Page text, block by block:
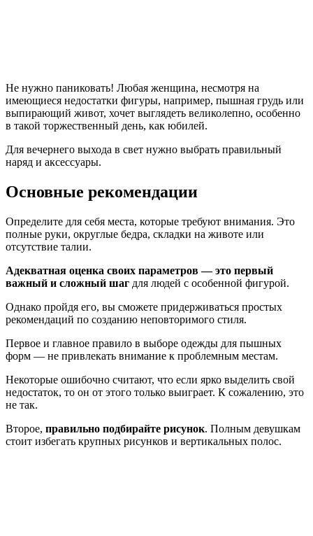
Не нужно паниковать! Любая женщина, несмотря на
имеющиеся недостатки фигуры, например, пышная грудь или
выпирающий живот, хочет выглядеть великолепно, особенно
в такой торжественный день, как юбилей.
Для вечернего выхода в свет нужно выбрать правильный
наряд и аксессуары.
Основные рекомендации
Определите для себя места, которые требуют внимания. Это
полные руки, округлые бедра, складки на животе или
отсутствие талии.
Адекватная оценка своих параметров — это первый
важный и сложный шаг для людей с особенной фигурой.
Однако пройдя его, вы сможете придерживаться простых
рекомендаций по созданию неповторимого стиля.
Первое и главное правило в выборе одежды для пышных
форм — не привлекать внимание к проблемным местам.
Некоторые ошибочно считают, что если ярко выделить свой
недостаток, то он от этого только выиграет. К сожалению, это
не так.
Второе, правильно подбирайте рисунок. Полным девушкам
стоит избегать крупных рисунков и вертикальных полос.